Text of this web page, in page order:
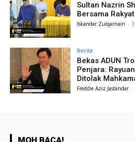
Sultan Nazrin
Bersama
Iskandar Zulqarnain -
Berita
Bekas ADUN
Penjara:
Ditolak
Freddie Aziz Jasbindar -
MOH BACA!